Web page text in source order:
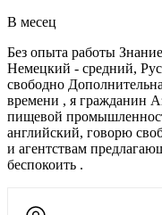
В месец
Без опыта работы
Немецкий - средний,
свободно
времени , я гражданин
пищевой
английский, говорю
и агентствам
беспокоить .